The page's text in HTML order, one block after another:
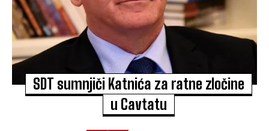
SDT sumnjiči Katnića za ratne zločine
u Cavtatu